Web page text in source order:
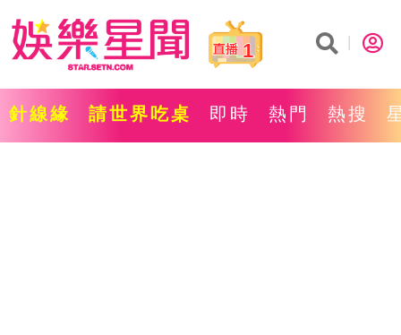
1
針線緣 請世界吃桌 即時 熱門 熱搜